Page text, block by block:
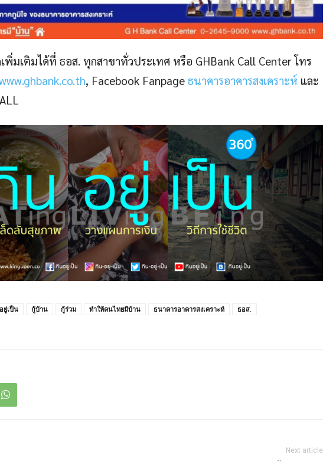
พิ่มเติมได้ที่ ธอส. ทุกสาขาทั่วประเทศ หรือ GHBank Call Center โทร
, Facebook Fanpage ธนาคารอาคารสงเคราะห์ และ
ยู่เป็น กู้บ้าน กู้ร่วม ทำให้คนไทยมีบ้าน ธนาคารอาคารสงเคราะห์
ธอส.
Next article